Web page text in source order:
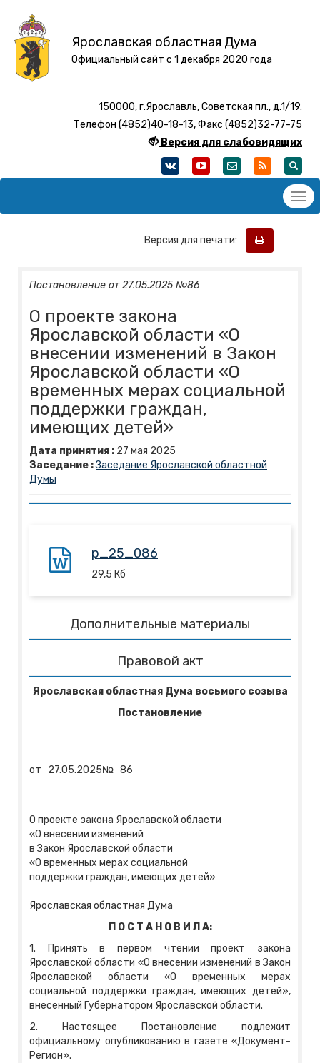
Ярославская областная Дума
Официальный сайт с 1 декабря 2020 года
150000, г.Ярославль, Советская пл., д.1/19.
Телефон (4852)40-18-13, Факс (4852)32-77-75
Версия для слабовидящих
Версия для печати:
Постановление от 27.05.2025 №86
О проекте закона
Ярославской области «О
внесении изменений в Закон
Ярославской области «О
временных мерах социальной
поддержки граждан,
имеющих детей»
Дата принятия : 27 мая 2025
Заседание :Заседание Ярославской областной
Думы
p_25_086
29,5 Кб
Дополнительные материалы
Правовой акт
Ярославская областная Дума восьмого созыва
Постановление
от 27.05.2025№ 86
О проекте закона Ярославской области
«О внесении изменений
в Закон Ярославской области
«О временных мерах социальной
поддержки граждан, имеющих детей»
Ярославская областная Дума
П О С Т А Н О В И Л А:
1. Принять в первом чтении проект закона
Ярославской области «О внесении изменений в Закон
Ярославской области «О временных мерах
социальной поддержки граждан, имеющих детей»,
внесенный Губернатором Ярославской области.
2. Настоящее Постановление подлежит
официальному опубликованию в газете «Документ-
Регион».